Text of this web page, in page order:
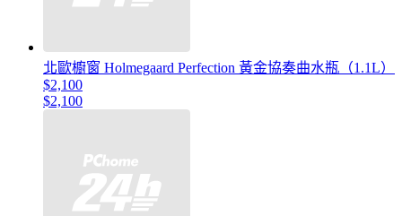
北歐櫥窗 Holmegaard Perfection 黃金協奏曲水瓶（1.1L）
$2,100
$2,100